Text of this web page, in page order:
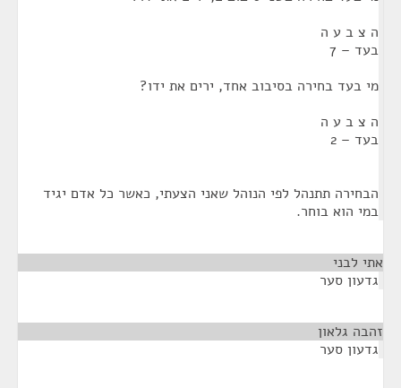
ה צ ב ע ה
בעד – 7
מי בעד בחירה בסיבוב אחד, ירים את ידו?
ה צ ב ע ה
בעד – 2
הבחירה תתנהל לפי הנוהל שאני הצעתי, כאשר כל אדם יגיד
במי הוא בוחר.
אתי לבני
גדעון סער
זהבה גלאון
גדעון סער